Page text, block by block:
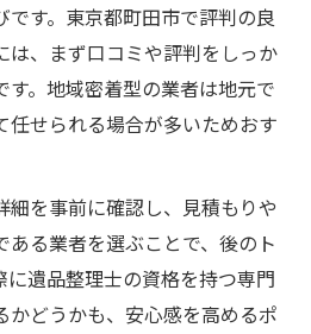
です。東京都町田市で評判の良
は、まず口コミや評判をしっか
す。地域密着型の業者は地元で
任せられる場合が多いためおす
細を事前に確認し、見積もりや
る業者を選ぶことで、後のト
に遺品整理士の資格を持つ専門
かどうかも、安心感を高めるポ